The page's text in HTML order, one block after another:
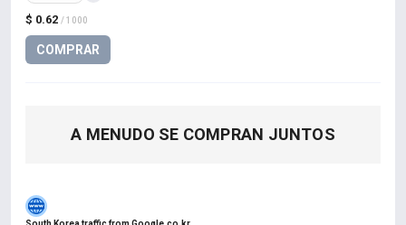
$ 0.62 / 1000
COMPRAR
A MENUDO SE COMPRAN JUNTOS